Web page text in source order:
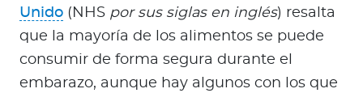
Unido (NHS por sus siglas en inglés) resalta
que la mayoría de los alimentos se puede
consumir de forma segura durante el
embarazo, aunque hay algunos con los que